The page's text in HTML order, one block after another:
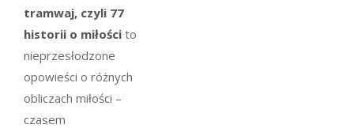
tramwaj, czyli 77
historii o miłości to
nieprzesłodzone
opowieści o różnych
obliczach miłości –
czasem